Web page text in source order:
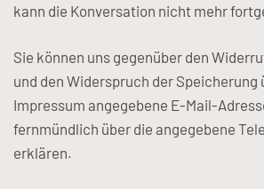
kann die Konversation nicht mehr
Sie können uns gegenüber den
und den Widerspruch der Speicherung
Impressum angegebene E-Mail-
fernmündlich über die angegebene
erklären.